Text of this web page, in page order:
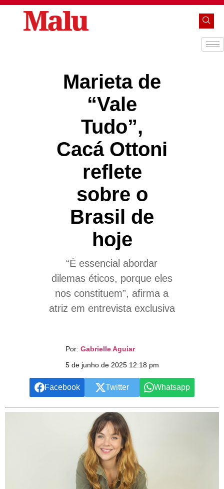
Marieta de
“Vale
Tudo”,
Cacá Ottoni
reflete
sobre o
Brasil de
hoje
“É essencial abordar
dilemas éticos, porque eles
nos constituem”, afirma a
atriz em entrevista exclusiva
Por: Gabrielle Aguiar
5 de junho de 2025 12:18 pm
Facebook Twitter Whatsapp